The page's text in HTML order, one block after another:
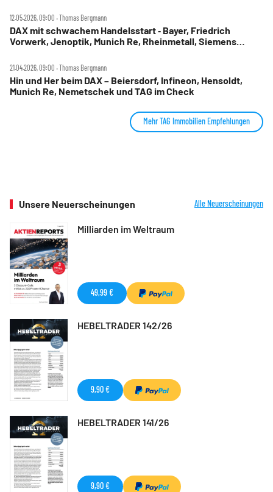
12.05.2026, 09:00 ‧ Thomas Bergmann
DAX mit schwachem Handelsstart ‑ Bayer, Friedrich
Vorwerk, Jenoptik, Munich Re, Rheinmetall, Siemens
21.04.2026, 09:00 ‧ Thomas Bergmann
Hin und Her beim DAX – Beiersdorf, Infineon, Hensoldt,
Munich Re, Nemetschek und TAG im Check
Mehr TAG Immobilien Empfehlungen
Unsere Neuerscheinungen Alle Neuerscheinungen
Milliarden im Weltraum
49,99 €
HEBELTRADER 142/26
9,90 €
HEBELTRADER 141/26
9,90 €